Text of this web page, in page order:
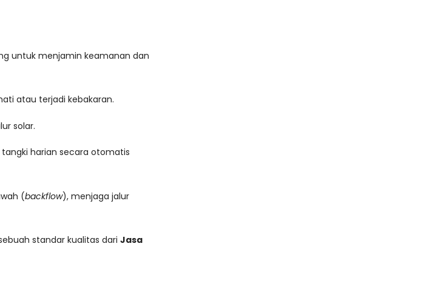
untuk menjamin keamanan dan
atau terjadi kebakaran.
solar.
harian secara otomatis
(backflow), menjaga jalur
standar kualitas dari Jasa